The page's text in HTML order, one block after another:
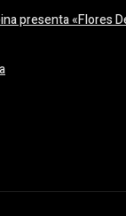
presenta «Flores